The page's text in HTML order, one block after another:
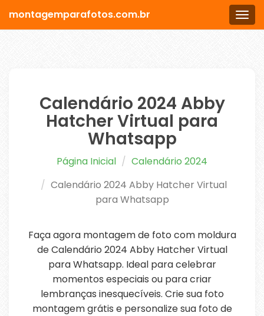
Menu
montagemparafotos.com.br
Calendário 2024 Abby
Hatcher Virtual para
Whatsapp
Página Inicial
Calendário 2024
Calendário 2024 Abby Hatcher Virtual
para Whatsapp
Faça agora montagem de foto com moldura
de Calendário 2024 Abby Hatcher Virtual
para Whatsapp. Ideal para celebrar
momentos especiais ou para criar
lembranças inesquecíveis. Crie sua foto
montagem grátis e personalize sua foto de